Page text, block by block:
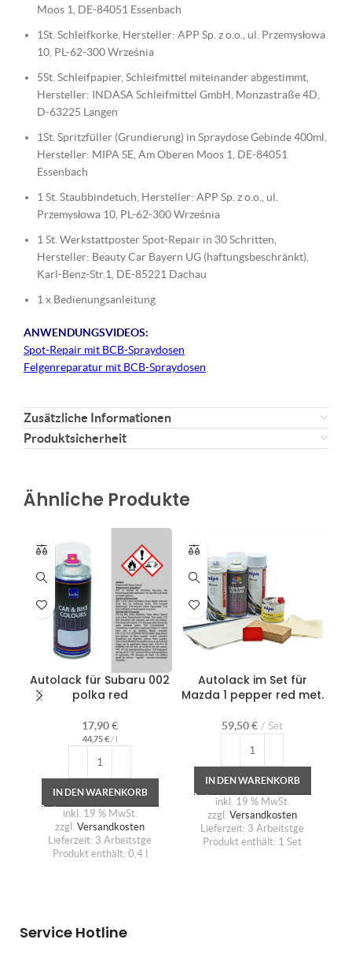
Moos 1, DE-84051 Essenbach
1St. Schleifkorke, Hersteller: APP Sp. z o.o., ul. Przemysłowa
10, PL-62-300 Września
5St. Schleifpapier, Schleifmittel miteinander abgestimmt,
Hersteller: INDASA Schleifmittel GmbH, Monzastraße 4D,
D-63225 Langen
1St. Spritzfüller (Grundierung) in Spraydose Gebinde 400ml,
Hersteller: MIPA SE, Am Oberen Moos 1, DE-84051
Essenbach
1 St. Staubbindetuch, Hersteller: APP Sp. z o.o., ul.
Przemysłowa 10, PL-62-300 Września
1 St. Werkstattposter Spot-Repair in 30 Schritten,
Hersteller: Beauty Car Bayern UG (haftungsbeschränkt),
Karl-Benz-Str.1, DE-85221 Dachau
1 x Bedienungsanleitung
ANWENDUNGSVIDEOS:
Spot-Repair mit BCB-Spraydosen
Felgenreparatur mit BCB-Spraydosen
Zusätzliche Informationen
Produktsicherheit
Ähnliche Produkte
Autolack für Subaru 002
polka red
17,90€
44,75€/
IN DEN WARENKORB
inkl. 19 % MwSt.
zzgl. Versandkosten
Lieferzeit: 3 Arbeitstge
Produkt enthält: 0,4
Autolack im Set für
Mazda 1 pepper red met.
59,50€ Set
IN DEN WARENKORB
inkl. 19 % MwSt.
zzgl. Versandkosten
Lieferzeit: 3 Arbeitstge
Produkt enthält: 1 Set
Service Hotline